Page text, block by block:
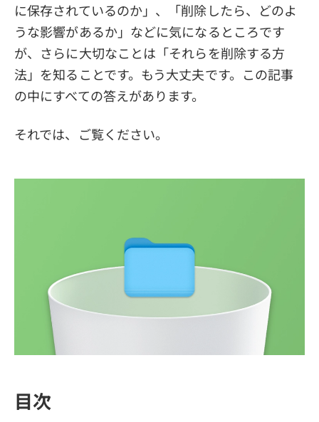
に保存されているのか」、「削除したら、どのよ
うな影響があるか」などに気になるところです
が、さらに大切なことは「それらを削除する方
法」を知ることです。もう大丈夫です。この記事
の中にすべての答えがあります。
それでは、ご覧ください。
目次